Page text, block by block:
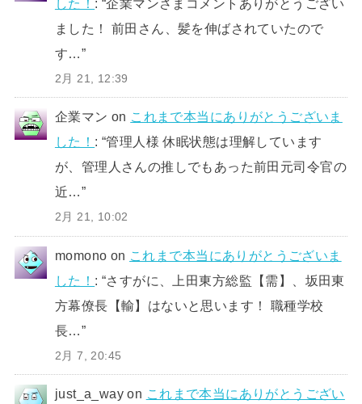
した！ : “企業マンさまコメントありがとうござい
ました！ 前田さん、髪を伸ばされていたので
す…”
2月 21, 12:39
企業マン on これまで本当にありがとうございま
した！ : “管理人様 休眠状態は理解しています
が、管理人さんの推しでもあった前田元司令官の
近…”
2月 21, 10:02
momono on これまで本当にありがとうございま
した！ : “さすがに、上田東方総監【需】、坂田東
方幕僚長【輸】はないと思います！ 職種学校
長…”
2月 7, 20:45
just_a_way on これまで本当にありがとうござい